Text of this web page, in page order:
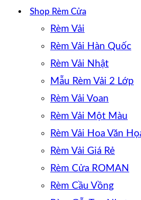
Shop Rèm Cửa
Rèm Vải
Rèm Vải Hàn Quốc
Rèm Vải Nhật
Mẫu Rèm Vải 2 Lớp
Rèm Vải Voan
Rèm Vải Một Màu
Rèm Vải Hoa Văn
Rèm Vải Giá Rẻ
Rèm Cửa ROMAN
Rèm Cầu Vồng